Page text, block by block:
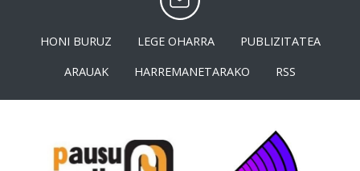
HONI BURUZ LEGE OHARRA
PUBLIZITATEA
ARAUAK
HARREMANETARAKO RSS